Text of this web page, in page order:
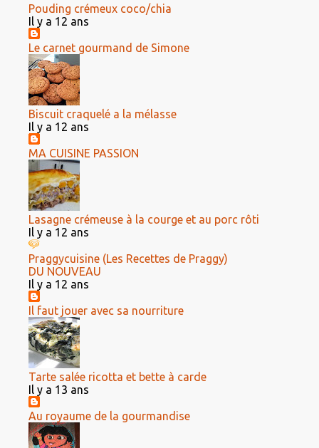
Pouding crémeux coco/chia
Il y a 12 ans
Le carnet gourmand de Simone
Biscuit craquelé a la mélasse
Il y a 12 ans
MA CUISINE PASSION
Lasagne crémeuse à la courge et au porc rôti
Il y a 12 ans
Praggycuisine (Les Recettes de Praggy)
DU NOUVEAU
Il y a 12 ans
Il faut jouer avec sa nourriture
Tarte salée ricotta et bette à carde
Il y a 13 ans
Au royaume de la gourmandise